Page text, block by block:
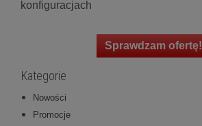
konfiguracjach
Sprawdzam ofertę!
Kategorie
Nowości
Promocje